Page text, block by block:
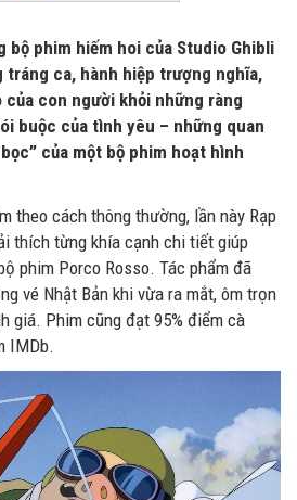
bộ phim hiếm hoi của Studio Ghibli
tráng ca, hành hiệp trượng nghĩa,
con người khỏi những ràng
buộc của tình yêu – những quan
của một bộ phim hoạt hình
theo cách thông thường, lần này Rạp
thích từng khía cạnh chi tiết giúp
phim Porco Rosso. Tác phẩm đã
vé Nhật Bản khi vừa ra mắt, ôm trọn
giá. Phim cũng đạt 95% điểm cà
IMDb.